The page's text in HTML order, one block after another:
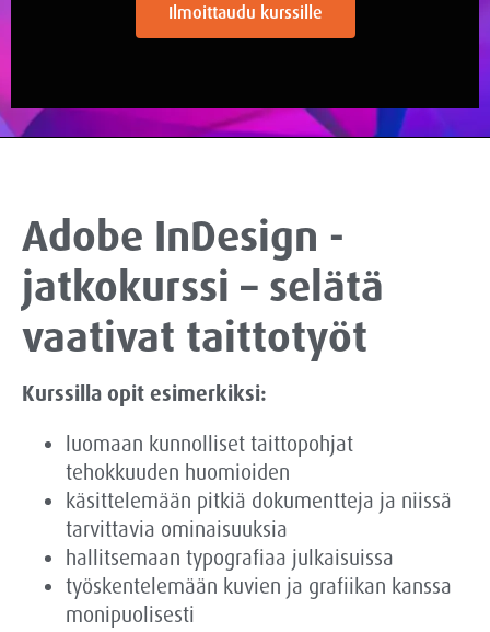
Ilmoittaudu kurssille
Adobe InDesign -
jatkokurssi – selätä
vaativat taittotyöt
Kurssilla opit esimerkiksi:
luomaan kunnolliset taittopohjat
tehokkuuden huomioiden
käsittelemään pitkiä dokumentteja ja niissä
tarvittavia ominaisuuksia
hallitsemaan typografiaa julkaisuissa
työskentelemään kuvien ja grafiikan kanssa
monipuolisesti